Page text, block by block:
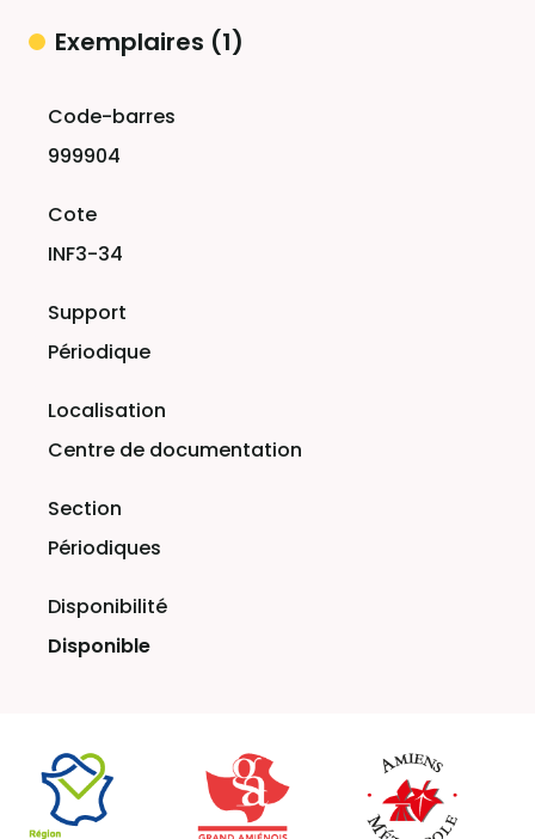
Exemplaires (1)
999904
INF3-34
Périodique
Centre de documentation
Périodiques
Disponible